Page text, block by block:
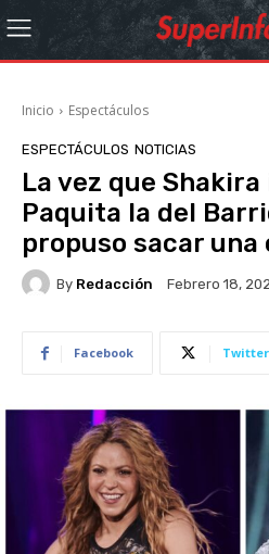
Inicio Espectáculos
ESPECTÁCULOS NOTICIAS
La vez que
Paquita la del
propuso sacar
By Redacción Febrero 18,
Facebook Twitter